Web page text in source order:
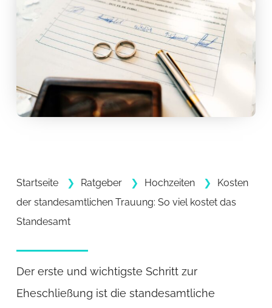
Startseite Ratgeber Hochzeiten
Kosten
der standesamtlichen Trauung: So viel kostet das
Standesamt
Der erste und wichtigste Schritt zur
Eheschließung ist die standesamtliche